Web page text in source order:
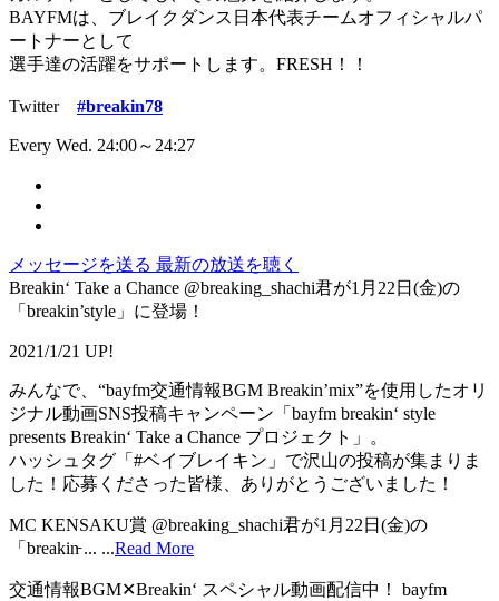
BAYFMは、ブレイクダンス日本代表チームオフィシャルパ
ートナーとして
選手達の活躍をサポートします。FRESH！！
Twitter #breakin78
Every Wed. 24:00～24:27
メッセージを送る 最新の放送を聴く
Breakin‘ Take a Chance @breaking_shachi君が1月22日(金)の
「breakin’style」に登場！
2021/1/21 UP!
みんなで、“bayfm交通情報BGM Breakin’mix”を使用したオリ
ジナル動画SNS投稿キャンペーン「bayfm breakin‘ style
presents Breakin‘ Take a Chance プロジェクト」。
ハッシュタグ「#ベイブレイキン」で沢山の投稿が集まりま
した！応募くださった皆様、ありがとうございました！
MC KENSAKU賞 @breaking_shachi君が1月22日(金)の
「breakin̵ ... ...Read More
交通情報BGM✕Breakin‘ スペシャル動画配信中！ bayfm